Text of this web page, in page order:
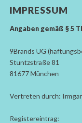
IMPRESSUM
Angaben gemäß § 5
9Brands UG
Stuntzstraße 81
81677 München
Vertreten durch:
Registereintrag: